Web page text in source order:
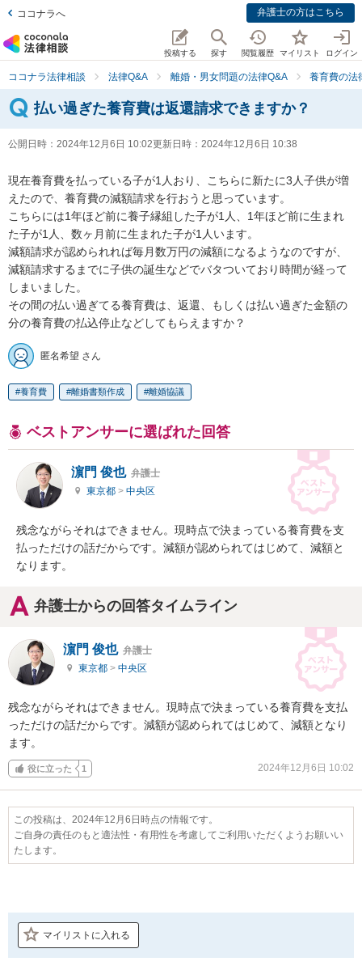
ココナラへ 弁護士の方はこちら
投稿する 探す 閲覧履歴 マイリスト ログイン
ココナラ法律相談 法律Q&A 離婚・男女問題の法律Q&A 養育費の法
払い過ぎた養育費は返還請求できますか？
公開日時： 2024年12月6日 10:02更新日時： 2024年12月6日 10:38
現在養育費を払っている子が1人おり、こちらに新たに3人子供が増
えたので、養育費の減額請求を行おうと思っています。
こちらには1年ほど前に養子縁組した子が1人、1年ほど前に生まれ
た子が1人、数ヶ月前に生まれた子が1人います。
減額請求が認められれば毎月数万円の減額になるようなのですが、
減額請求するまでに子供の誕生などでバタついており時間が経って
しまいました。
その間の払い過ぎてる養育費は、返還、もしくは払い過ぎた金額の
分の養育費の払込停止などしてもらえますか？
匿名希望 さん
養育費 離婚書類作成 離婚協議
ベストアンサーに選ばれた回答
濵門 俊也 弁護士
東京都 > 中央区
残念ながらそれはできません。現時点で決まっている養育費を支
払っただけの話だからです。減額が認められてはじめて、減額と
なります。
弁護士からの回答タイムライン
濵門 俊也 弁護士
東京都 > 中央区
残念ながらそれはできません。現時点で決まっている養育費を支払
っただけの話だからです。減額が認められてはじめて、減額となり
ます。
役に立った 1 2024年12月6日 10:02
この投稿は、2024年12月6日時点の情報です。
ご自身の責任のもと適法性・有用性を考慮してご利用いただくようお願いい
たします。
マイリストに入れる